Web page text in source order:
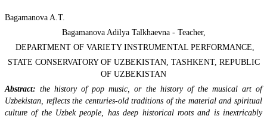
Bagamanova A.Т.
Bagamanova Adilya Talkhaevna - Teacher,
DEPARTMENT OF VARIETY INSTRUMENTAL PERFORMANCE,
STATE CONSERVATORY OF UZBEKISTAN, TASHKENT, REPUBLIC
OF UZBEKISTAN
Abstract: the history of pop music, or the history of the musical art of
Uzbekistan, reflects the centuries-old traditions of the material and spiritual
culture of the Uzbek people, has deep historical roots and is inextricably